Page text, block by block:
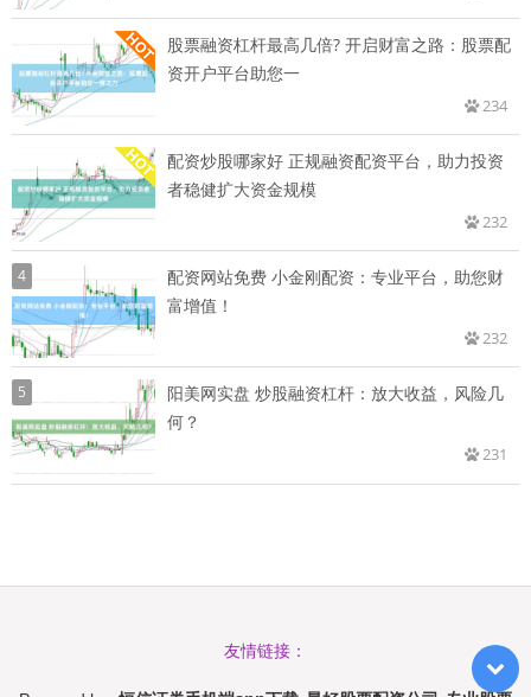
股票融资杠杆最高几倍? 开启财富之路：股票配
资开户平台助您一
234
配资炒股哪家好 正规融资配资平台，助力投资
者稳健扩大资金规模
232
4
配资网站免费 小金刚配资：专业平台，助您财
富增值！
232
5
阳美网实盘 炒股融资杠杆：放大收益，风险几
何？
231
友情链接：